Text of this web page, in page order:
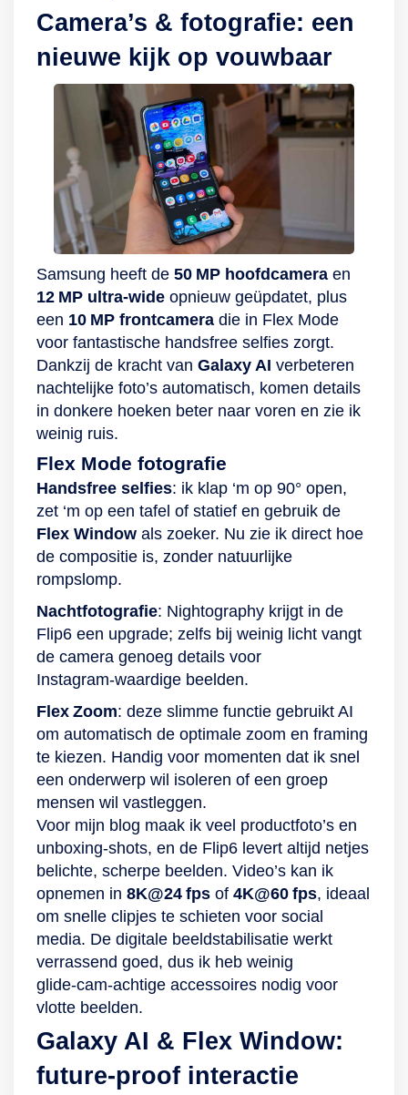
Aluminium om het
scharnier en de
vouwbare
elementen te
beschermen. Aan
de zijkant zit de
One-touch VIP
access voor snelle
toegang als je de
gezichtsherkenner
even wil overslaan.
Al je gegevens zijn
goed beschermd
door de Samsung
Knox-beveiliging.
Flexibel, krachtig en
persoonlijk De
Galaxy Z Fold4 is
simkaartsloten.
Hiermee is het
mogelijk om gebruik
te maken van twee
telefoonnummers en
het 5G-netwerk. De
lithium-ionbatterij
van 4.400 mAh gaat
lang mee. Als je
batterij dicht bij de
0% komt, laad je
hem snel weer op
met de Samsung
Adaptive Fast
Charge. Het laden
kan ook draadloos!
Met de ONE UI stem
je de Z Fold4
helemaal af op jouw
stijl en voorkeuren
voor een goede
gebruikerservaring.
eenvoudig. Met de
gezichtsherkenning
en
vingerafdruksensor
ontgrendel alleen jij
in een oogwenk of
met een druk op de
knop jouw Galaxy-
smartphone. De
interne beveiliging
heeft Samsung
geregeld met
vertrouwde
applicaties. Knox is
een goede
beveiliging om alle
werk- en
privégegevens
houden. De Secure
Folder is een veilige
omgeving om al
jouw documenten,
foto’s en video’s
kan. Klap een
wereld aan
mogelijkheden open
De Galaxy Flip4
klap je graag open
om te gebruiken of
om te laten zien aan
al je vrienden. Doe
dit gerust! Het
scharnier is
gemaakt van Armor
Aluminium,
waardoor je hem
meer dan 200.000
keer open- en
dichtklapt.
Daarnaast is deze
andere Samsung-
gadgets, zoals de
Camera’s & fotografie: een
nieuwe kijk op vouwbaar
Samsung heeft de 50 MP hoofdcamera en
12 MP ultra‑wide opnieuw geüpdatet, plus
een 10 MP frontcamera die in Flex Mode
voor fantastische handsfree selfies zorgt.
Dankzij de kracht van Galaxy AI verbeteren
nachtelijke foto’s automatisch, komen details
in donkere hoeken beter naar voren en zie ik
weinig ruis.
Flex Mode fotografie
Handsfree selfies: ik klap ‘m op 90° open,
zet ‘m op een tafel of statief en gebruik de
Flex Window als zoeker. Nu zie ik direct hoe
de compositie is, zonder natuurlijke
rompslomp.
Nachtfotografie: Nightography krijgt in de
Flip6 een upgrade; zelfs bij weinig licht vangt
de camera genoeg details voor
Instagram‑waardige beelden.
Flex Zoom: deze slimme functie gebruikt AI
om automatisch de optimale zoom en framing
te kiezen. Handig voor momenten dat ik snel
een onderwerp wil isoleren of een groep
mensen wil vastleggen.
Voor mijn blog maak ik veel productfoto’s en
unboxing‑shots, en de Flip6 levert altijd netjes
belichte, scherpe beelden. Video’s kan ik
opnemen in 8K@24 fps of 4K@60 fps, ideaal
om snelle clipjes te schieten voor social
media. De digitale beeldstabilisatie werkt
verrassend goed, dus ik heb weinig
glide‑cam‑achtige accessoires nodig voor
vlotte beelden.
Galaxy AI & Flex Window:
future‑proof interactie